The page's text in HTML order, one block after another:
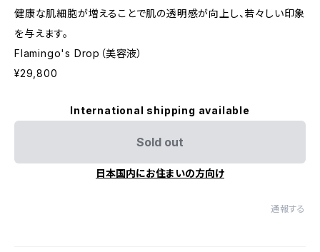
健康な肌細胞が増えることで肌の透明感が向上し、若々しい印象
を与えます。
Flamingo's Drop（美容液）
¥29,800
International shipping available
Sold out
日本国内にお住まいの方向け
通報する